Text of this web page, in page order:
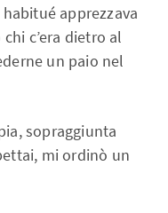
habitué apprezzava
c’era dietro al
un paio nel
sopraggiunta
mi ordinò un